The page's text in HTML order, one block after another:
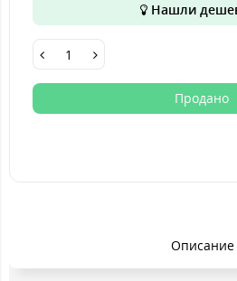
Нашли
Продано
Описание